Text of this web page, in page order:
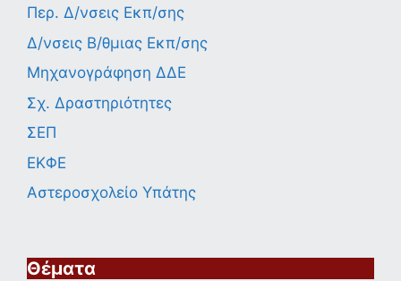
Περ. Δ/νσεις Εκπ/σης
Δ/νσεις Β/θμιας Εκπ/σης
Μηχανογράφηση ΔΔΕ
Σχ. Δραστηριότητες
ΣΕΠ
ΕΚΦΕ
Αστεροσχολείο Υπάτης
Θέματα